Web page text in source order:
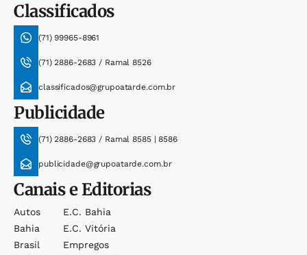
Classificados
(71) 99965-8961
(71) 2886-2683 / Ramal 8526
classificados@grupoatarde.com.br
Publicidade
(71) 2886-2683 / Ramal 8585 | 8586
publicidade@grupoatarde.com.br
Canais e Editorias
Autos
Bahia
Brasil
E.c. Bahia
E.c. Vitória
Empregos